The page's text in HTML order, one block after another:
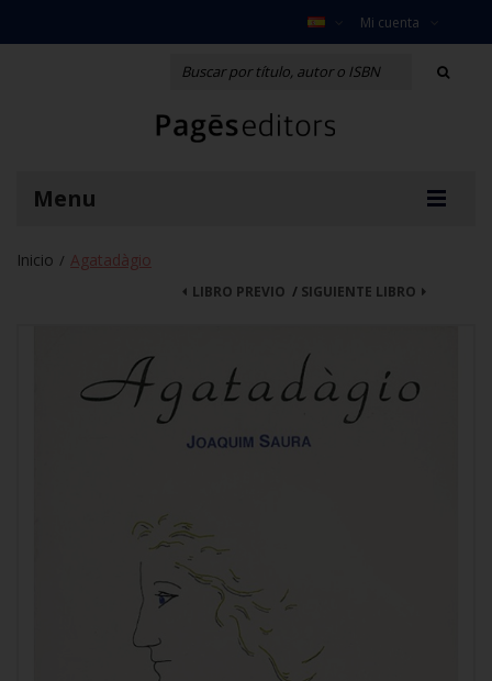
Mi cuenta
Menu
Inicio / Agatadàgio
SIGUIENTE LIBRO
LIBRO PREVIO /